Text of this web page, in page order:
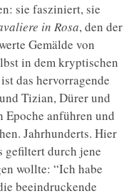
sie fasziniert, sie
in Rosa, den der
Gemälde von
in dem kryptischen
das hervorragende
Tizian, Dürer und
Epoche anführen und
Jahrhunderts. Hier
gefiltert durch jene
wollte: “Ich habe
beeindruckende